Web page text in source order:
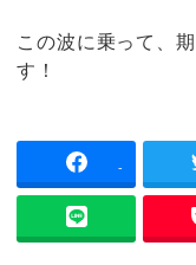
この波に乗って、
す！
-